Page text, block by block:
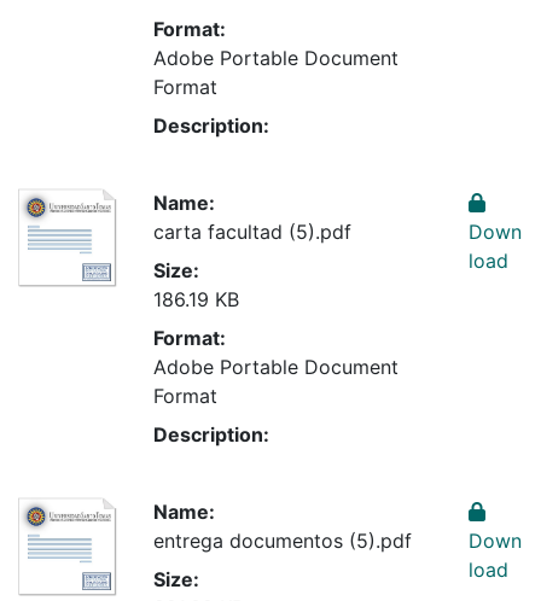
Format:
Adobe Portable Document
Format
Description:
Name:
carta facultad (5).pdf
Size:
186.19 KB
Format:
Adobe Portable Document
Format
Description:
Down
load
Name:
entrega documentos (5).pdf
Size:
Down
load